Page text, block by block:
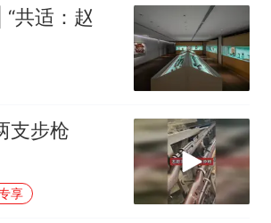
共适：赵
支步枪
享